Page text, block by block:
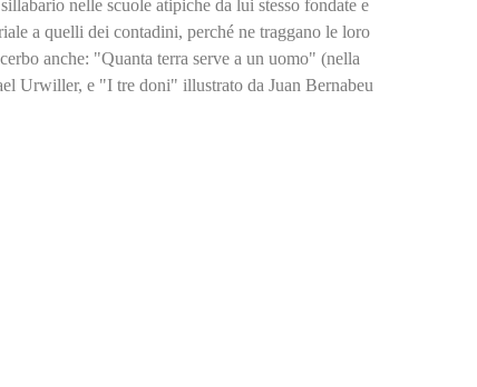
nelle scuole atipiche da lui stesso fondate e
a quelli dei contadini, perché ne traggano le loro
anche: "Quanta terra serve a un uomo" (nella
Urwiller, e "I tre doni" illustrato da Juan Bernabeu